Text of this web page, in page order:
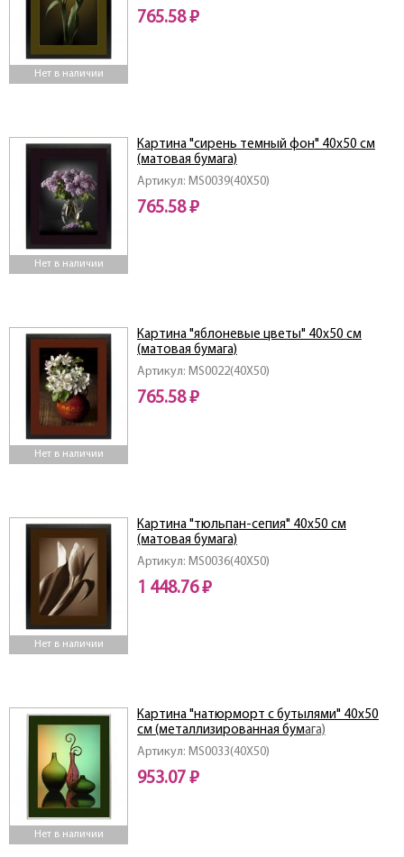
Нет в наличии
765.58 ₽
Нет в наличии
Артикул: MS0039(40X50)
Картина "сирень темный фон" 40х50 см
(матовая бумага)
765.58 ₽
Нет в наличии
Артикул: MS0022(40X50)
Картина "яблоневые цветы" 40х50 см
(матовая бумага)
765.58 ₽
Нет в наличии
Артикул: MS0036(40X50)
Картина "тюльпан-сепия" 40х50 см
(матовая бумага)
1 448.76 ₽
Нет в наличии
Артикул: MS0033(40X50)
Картина "натюрморт с бутылями" 40х50
см (металлизированная бумага)
953.07 ₽